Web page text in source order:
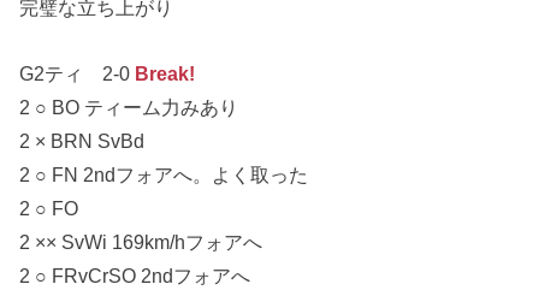
完璧な立ち上がり
G2ティ 2-0 Break!
2 ○ BO ティーム力みあり
2 × BRN SvBd
2 ○ FN 2ndフォアへ。よく取った
2 ○ FO
2 ×× SvWi 169km/hフォアへ
2 ○ FRvCrSO 2ndフォアへ